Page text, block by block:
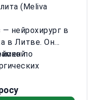
(Meliva
нейрохирург в
в Литве. Он
грыж
по
обучение